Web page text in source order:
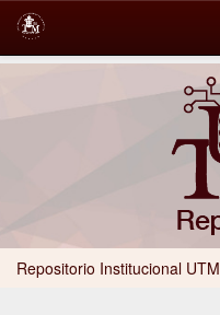
Repositorio Institucional UTM